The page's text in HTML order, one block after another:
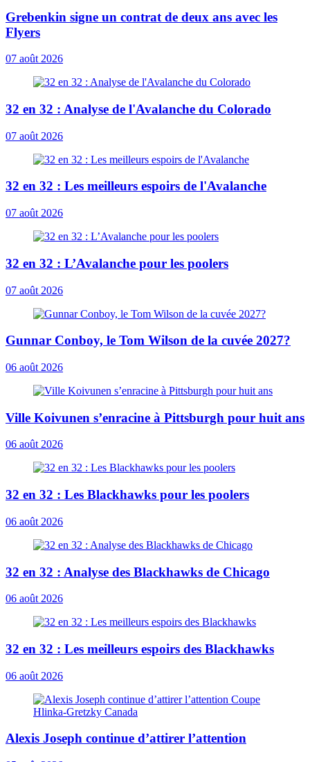
Grebenkin signe un contrat de deux ans avec les
Flyers
07 août 2026
32 en 32 : Analyse de l'Avalanche du Colorado
07 août 2026
32 en 32 : Les meilleurs espoirs de l'Avalanche
07 août 2026
32 en 32 : L’Avalanche pour les poolers
07 août 2026
Gunnar Conboy, le Tom Wilson de la cuvée 2027?
06 août 2026
Ville Koivunen s’enracine à Pittsburgh pour huit ans
06 août 2026
32 en 32 : Les Blackhawks pour les poolers
06 août 2026
32 en 32 : Analyse des Blackhawks de Chicago
06 août 2026
32 en 32 : Les meilleurs espoirs des Blackhawks
06 août 2026
Alexis Joseph continue d’attirer l’attention